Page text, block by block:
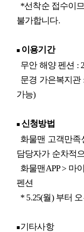
*선착순 접수이
불가합니다.
■이용기간
무안 해양 펜션 :
문경 가은복지관
가능)
■신청방법
화물맨 고객만족
담당자가 순차적
화물맨APP > 마
펜션
* 5.25(월) 부터
■기타사항